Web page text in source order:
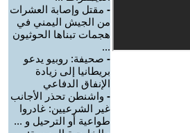
- مقتل وإصابة العشرات
من الجيش اليمني في
هجمات تبناها الحوثيون
...
- صحيفة: روبيو يدعو
بريطانيا إلى زيادة
الإنفاق الدفاعي
- واشنطن تحذر الأجانب
غير الشرعيين: غادروا
طواعية أو الترحيل و ...